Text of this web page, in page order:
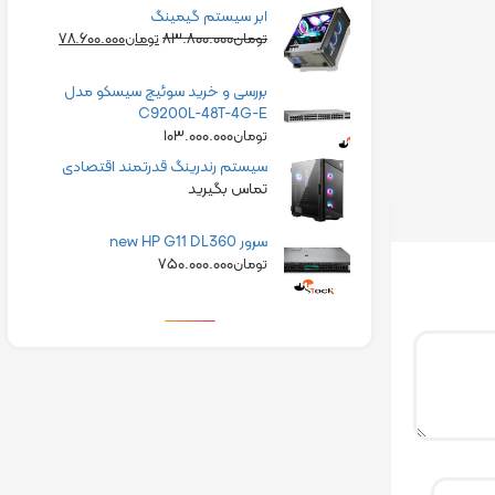
ابر سیستم گیمینگ
تومان۸۳.۸۰۰.۰۰۰تومان۷۸.۶۰۰.۰۰۰
بررسی و خرید سوئیچ سیسکو مدل
C9200L-48T-4G-E
تومان۱۰۳.۰۰۰.۰۰۰
سیستم رندرینگ قدرتمند اقتصادی
تماس بگیرید
سرور new HP G11 DL360
تومان۷۵۰.۰۰۰.۰۰۰